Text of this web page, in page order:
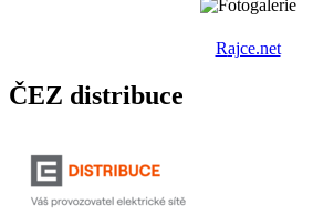
Rajce.net
ČEZ distribuce